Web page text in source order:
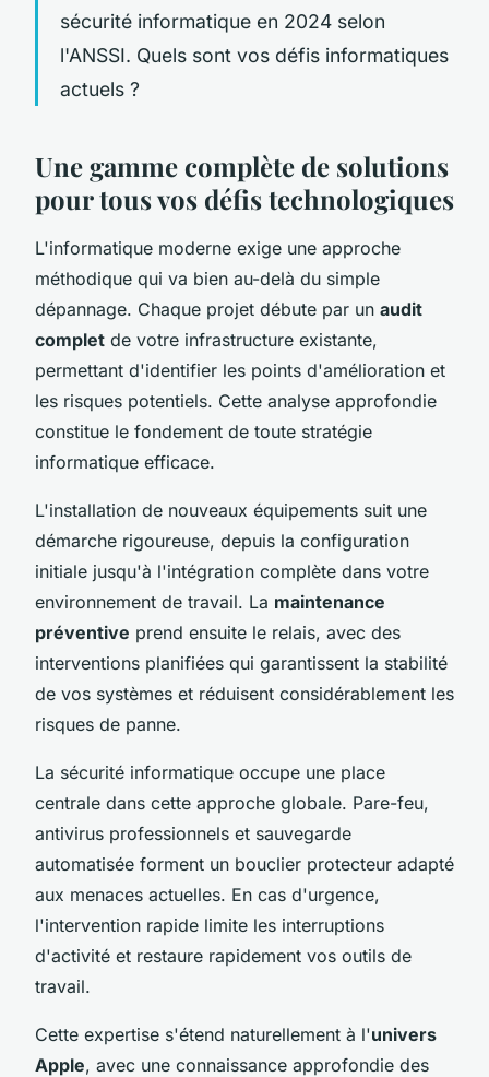
sécurité informatique en 2024 selon
l'ANSSI. Quels sont vos défis informatiques
actuels ?
Une gamme complète de solutions
pour tous vos défis technologiques
L'informatique moderne exige une approche
méthodique qui va bien au-delà du simple
dépannage. Chaque projet débute par un audit
complet de votre infrastructure existante,
permettant d'identifier les points d'amélioration et
les risques potentiels. Cette analyse approfondie
constitue le fondement de toute stratégie
informatique efficace.
L'installation de nouveaux équipements suit une
démarche rigoureuse, depuis la configuration
initiale jusqu'à l'intégration complète dans votre
environnement de travail. La maintenance
préventive prend ensuite le relais, avec des
interventions planifiées qui garantissent la stabilité
de vos systèmes et réduisent considérablement les
risques de panne.
La sécurité informatique occupe une place
centrale dans cette approche globale. Pare-feu,
antivirus professionnels et sauvegarde
automatisée forment un bouclier protecteur adapté
aux menaces actuelles. En cas d'urgence,
l'intervention rapide limite les interruptions
d'activité et restaure rapidement vos outils de
travail.
Cette expertise s'étend naturellement à l'univers
Apple, avec une connaissance approfondie des